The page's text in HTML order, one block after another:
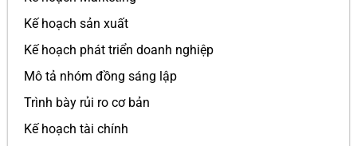
Kế hoạch sản xuất
Kế hoạch phát triển doanh nghiệp
Mô tả nhóm đồng sáng lập
Trình bày rủi ro cơ bản
Kế hoạch tài chính